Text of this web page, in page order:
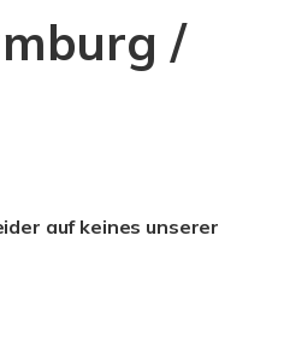
/
auf keines unserer